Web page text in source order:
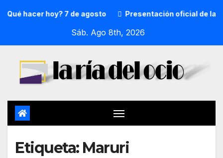
hacer hoy? 7 de agosto Presentación oficial de la
Sáb. Ago 8th, 2026
Etiqueta: Maruri